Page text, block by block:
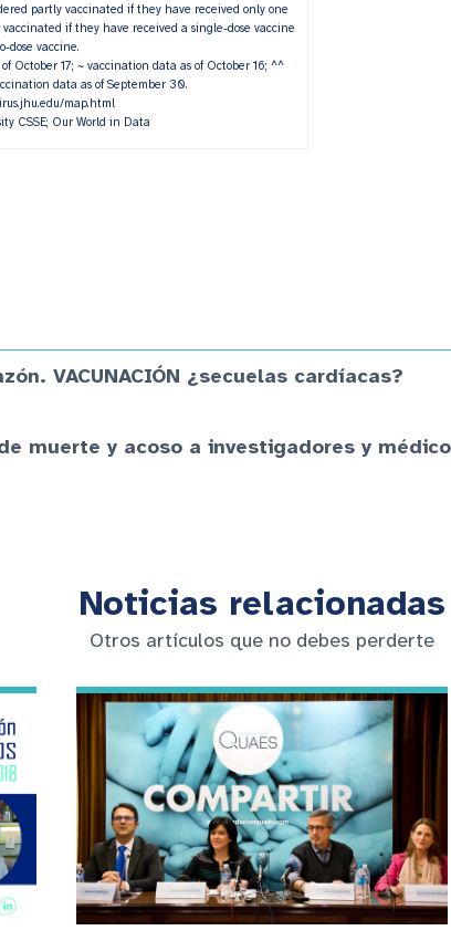
partly vaccinated if they have received only one
vaccinated if they have received a single-dose vaccine
dose vaccine.
October 17; ~ vaccination data as of October 16; ^^
data as of September 30.
map.html
CSSE; Our World in Data
VACUNACIÓN ¿secuelas cardíacas?
muerte y acoso a investigadores y
Noticias relacionadas
Otros artículos que no debes perderte